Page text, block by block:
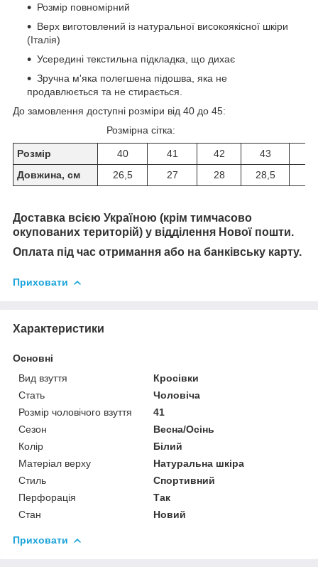
Розмір повномірний
Верх виготовлений із натуральної високоякісної шкіри
(Італія)
Усередині текстильна підкладка, що дихає
Зручна м'яка полегшена підошва, яка не
продавлюється та не стирається.
До замовлення доступні розміри від 40 до 45:
Розмірна сітка:
Розмір 40 41 42 43
Довжина, см
26,5 27 28 28,5
Доставка всією Україною (крім тимчасово
окупованих територій) у відділення Нової пошти.
Оплата під час отримання або на банківську карту.
Приховати
Характеристики
Основні
Вид взуття
Кросівки
Стать
Чоловіча
Розмір чоловічого взуття
41
Сезон
Весна/Осінь
Колір
Білий
Матеріал верху
Натуральна шкіра
Стиль
Спортивний
Перфорація
Так
Стан
Новий
Приховати